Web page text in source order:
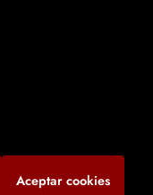
Aceptar cookies